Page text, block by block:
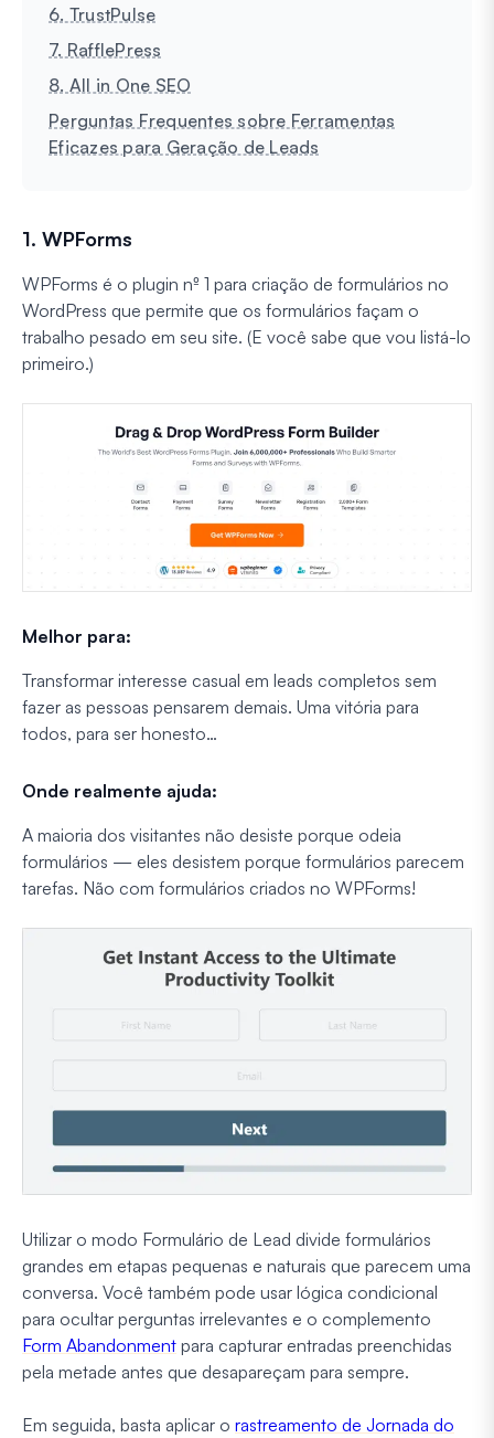
6. TrustPulse
7. RafflePress
8. All in One SEO
Perguntas Frequentes sobre Ferramentas
Eficazes para Geração de Leads
1. WPForms
WPForms é o plugin nº 1 para criação de formulários no
WordPress que permite que os formulários façam o
trabalho pesado em seu site. (E você sabe que vou listá-lo
primeiro.)
Melhor para:
Transformar interesse casual em leads completos sem
fazer as pessoas pensarem demais. Uma vitória para
todos, para ser honesto…
Onde realmente ajuda:
A maioria dos visitantes não desiste porque odeia
formulários — eles desistem porque formulários parecem
tarefas. Não com formulários criados no WPForms!
Utilizar o modo Formulário de Lead divide formulários
grandes em etapas pequenas e naturais que parecem uma
conversa. Você também pode usar lógica condicional
para ocultar perguntas irrelevantes e o complemento
Form Abandonment para capturar entradas preenchidas
pela metade antes que desapareçam para sempre.
Em seguida, basta aplicar o rastreamento de Jornada do